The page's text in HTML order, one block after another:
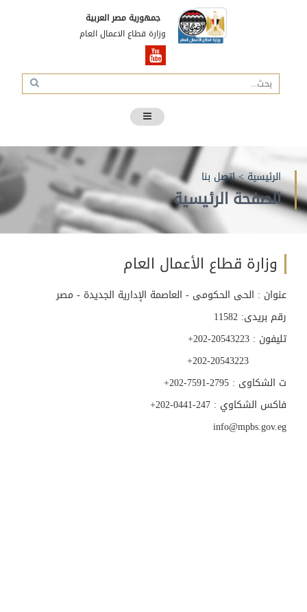
جمهورية مصر العربية
وزارة قطاع الاعمال العام
الرئيسية>إتصل بنا
الصفحة الرئيسية
وزارة قطاع الأعمال العام
عنوان : الحى الحكومى - العاصمة الإدارية الجديدة - مصر
رقم بريدى: 11582
تليفون : 20543223-202+
ت الشكاوى : 2795-7591-202+
فاكس الشكاوي : 247-0441-202+
​​​info@mpbs.gov.eg​